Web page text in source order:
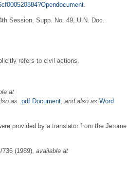
Session, Supp. No. 49, U.N. Doc.
refers to civil actions.
at
as .pdf Document and also as Word
provided by a translator from the Jerome
(1989), available at